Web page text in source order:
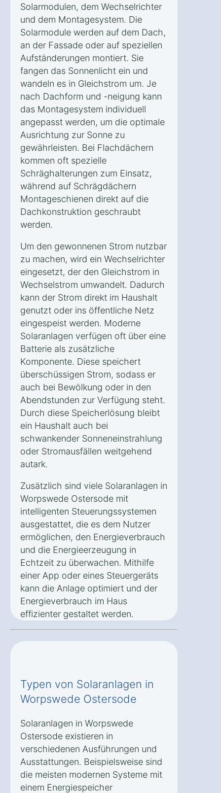
Solarmodulen, dem Wechselrichter
und dem Montagesystem. Die
Solarmodule werden auf dem Dach,
an der Fassade oder auf speziellen
Aufständerungen montiert. Sie
fangen das Sonnenlicht ein und
wandeln es in Gleichstrom um. Je
nach Dachform und -neigung kann
das Montagesystem individuell
angepasst werden, um die optimale
Ausrichtung zur Sonne zu
gewährleisten. Bei Flachdächern
kommen oft spezielle
Schräghalterungen zum Einsatz,
während auf Schrägdächern
Montageschienen direkt auf die
Dachkonstruktion geschraubt
werden.
Um den gewonnenen Strom nutzbar
zu machen, wird ein Wechselrichter
eingesetzt, der den Gleichstrom in
Wechselstrom umwandelt. Dadurch
kann der Strom direkt im Haushalt
genutzt oder ins öffentliche Netz
eingespeist werden. Moderne
Solaranlagen verfügen oft über eine
Batterie als zusätzliche
Komponente. Diese speichert
überschüssigen Strom, sodass er
auch bei Bewölkung oder in den
Abendstunden zur Verfügung steht.
Durch diese Speicherlösung bleibt
ein Haushalt auch bei
schwankender Sonneneinstrahlung
oder Stromausfällen weitgehend
autark.
Zusätzlich sind viele Solaranlagen in
Worpswede Ostersode mit
intelligenten Steuerungssystemen
ausgestattet, die es dem Nutzer
ermöglichen, den Energieverbrauch
und die Energieerzeugung in
Echtzeit zu überwachen. Mithilfe
einer App oder eines Steuergeräts
kann die Anlage optimiert und der
Energieverbrauch im Haus
effizienter gestaltet werden.
Typen von Solaranlagen in
Worpswede Ostersode
Solaranlagen in Worpswede
Ostersode existieren in
verschiedenen Ausführungen und
Ausstattungen. Beispielsweise sind
die meisten modernen Systeme mit
einem Energiespeicher